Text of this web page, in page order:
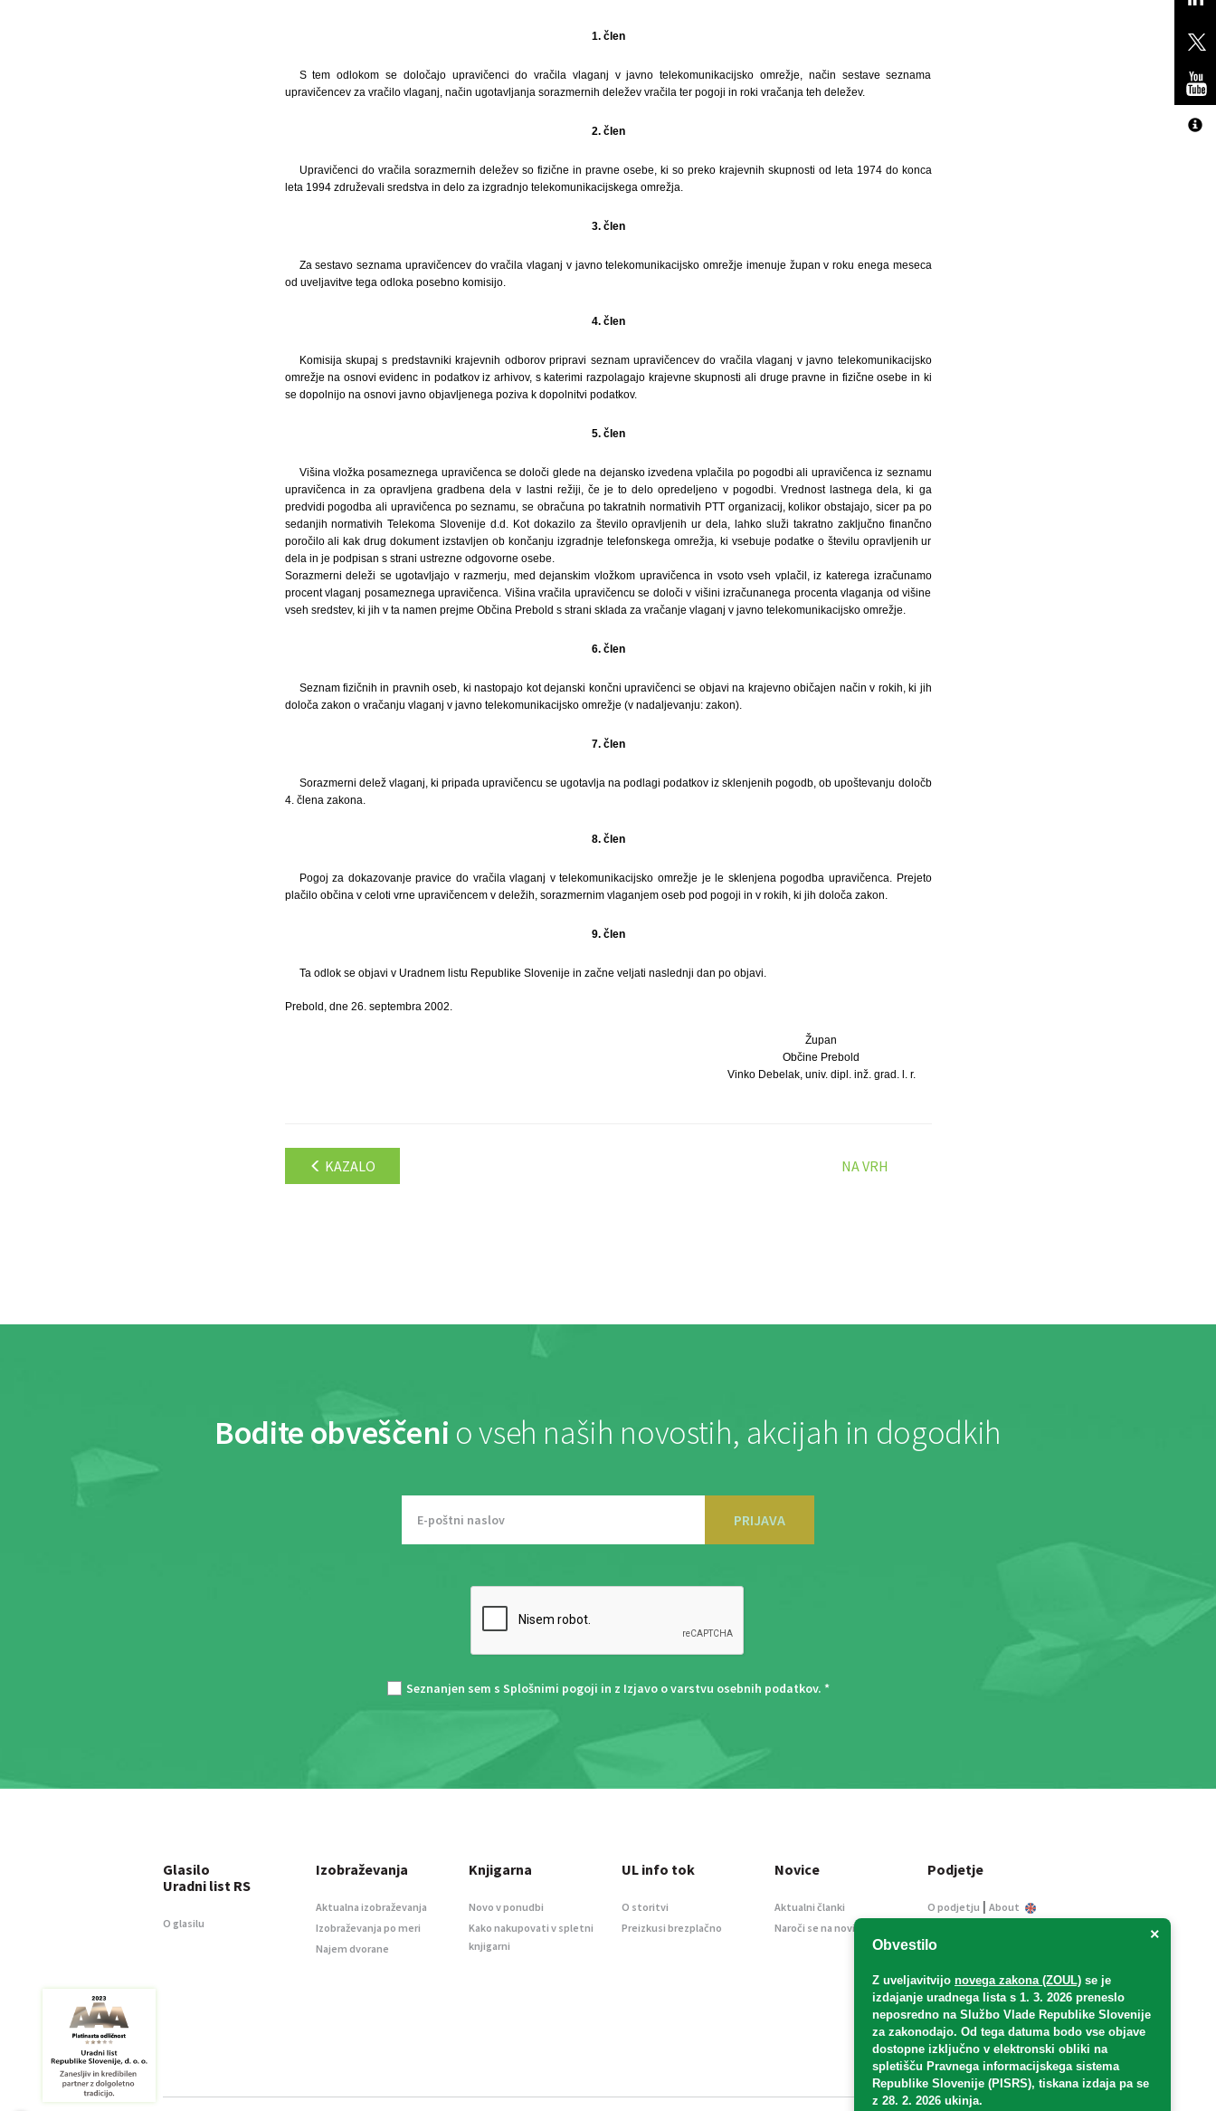
1. člen
S tem odlokom se določajo upravičenci do vračila vlaganj v javno telekomunikacijsko omrežje, način sestave seznama
upravičencev za vračilo vlaganj, način ugotavljanja sorazmernih deležev vračila ter pogoji in roki vračanja teh deležev.
2. člen
Upravičenci do vračila sorazmernih deležev so fizične in pravne osebe, ki so preko krajevnih skupnosti od leta 1974 do konca
leta 1994 združevali sredstva in delo za izgradnjo telekomunikacijskega omrežja.
3. člen
Za sestavo seznama upravičencev do vračila vlaganj v javno telekomunikacijsko omrežje imenuje župan v roku enega meseca
od uveljavitve tega odloka posebno komisijo.
4. člen
Komisija skupaj s predstavniki krajevnih odborov pripravi seznam upravičencev do vračila vlaganj v javno telekomunikacijsko
omrežje na osnovi evidenc in podatkov iz arhivov, s katerimi razpolagajo krajevne skupnosti ali druge pravne in fizične osebe in ki
se dopolnijo na osnovi javno objavljenega poziva k dopolnitvi podatkov.
5. člen
Višina vložka posameznega upravičenca se določi glede na dejansko izvedena vplačila po pogodbi ali upravičenca iz seznamu
upravičenca in za opravljena gradbena dela v lastni režiji, če je to delo opredeljeno v pogodbi. Vrednost lastnega dela, ki ga
predvidi pogodba ali upravičenca po seznamu, se obračuna po takratnih normativih PTT organizacij, kolikor obstajajo, sicer pa po
sedanjih normativih Telekoma Slovenije d.d. Kot dokazilo za število opravljenih ur dela, lahko služi takratno zaključno finančno
poročilo ali kak drug dokument izstavljen ob končanju izgradnje telefonskega omrežja, ki vsebuje podatke o številu opravljenih ur
dela in je podpisan s strani ustrezne odgovorne osebe.
Sorazmerni deleži se ugotavljajo v razmerju, med dejanskim vložkom upravičenca in vsoto vseh vplačil, iz katerega izračunamo
procent vlaganj posameznega upravičenca. Višina vračila upravičencu se določi v višini izračunanega procenta vlaganja od višine
vseh sredstev, ki jih v ta namen prejme Občina Prebold s strani sklada za vračanje vlaganj v javno telekomunikacijsko omrežje.
6. člen
Seznam fizičnih in pravnih oseb, ki nastopajo kot dejanski končni upravičenci se objavi na krajevno običajen način v rokih, ki jih
določa zakon o vračanju vlaganj v javno telekomunikacijsko omrežje (v nadaljevanju: zakon).
7. člen
Sorazmerni delež vlaganj, ki pripada upravičencu se ugotavlja na podlagi podatkov iz sklenjenih pogodb, ob upoštevanju določb
4. člena zakona.
8. člen
Pogoj za dokazovanje pravice do vračila vlaganj v telekomunikacijsko omrežje je le sklenjena pogodba upravičenca. Prejeto
plačilo občina v celoti vrne upravičencem v deležih, sorazmernim vlaganjem oseb pod pogoji in v rokih, ki jih določa zakon.
9. člen
Ta odlok se objavi v Uradnem listu Republike Slovenije in začne veljati naslednji dan po objavi.
Prebold, dne 26. septembra 2002.
Župan
Občine Prebold
Vinko Debelak, univ. dipl. inž. grad. l. r.
KAZALO NA VRH
Bodite obveščeni o vseh naših novostih, akcijah in dogodkih
PRIJAVA
Seznanjen sem s Splošnimi pogoji in z Izjavo o varstvu osebnih podatkov. *
×
Obvestilo
Z uveljavitvijo novega zakona (ZOUL) se je
izdajanje uradnega lista s 1. 3. 2026 preneslo
neposredno na Službo Vlade Republike Slovenije
za zakonodajo. Od tega datuma bodo vse objave
dostopne izključno v elektronski obliki na
spletišču Pravnega informacijskega sistema
Republike Slovenije (PISRS), tiskana izdaja pa se
z 28. 2. 2026 ukinja.
Glasilo
Uradni list RS
O glasilu
Izobraževanja
Aktualna izobraževanja
Izobraževanja po meri
Najem dvorane
Knjigarna
Novo v ponudbi
Kako nakupovati v spletni
knjigarni
UL info tok
O storitvi
Preizkusi brezplačno
Novice
Aktualni članki
Naroči se na novice
Podjetje
O podjetju | About
Informacije javnega
Oglaševanje
Splošni pogoji
Izjava o varstvu osebnih
podatkov
E-dražbe